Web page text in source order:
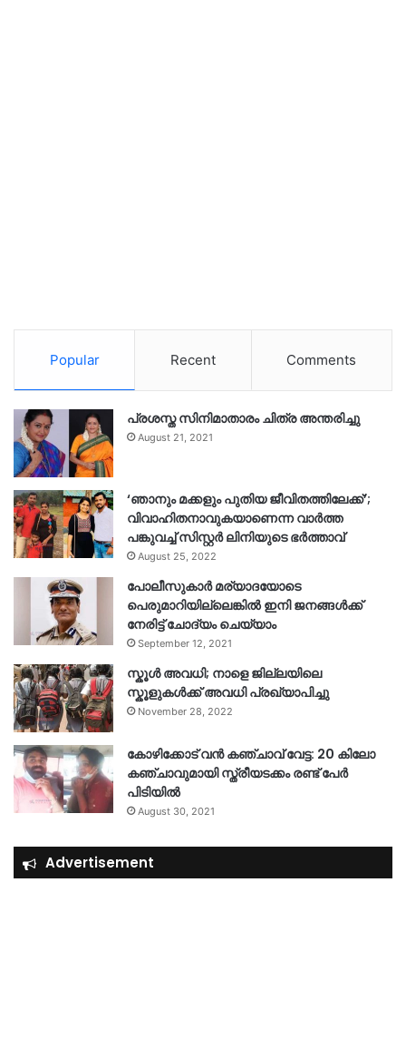
Popular Recent Comments
പ്രശസ്ത സിനിമാതാരം ചിത്ര അന്തരിച്ചു
August 21, 2021
‘ഞാനും മക്കളും പുതിയ ജീവിതത്തിലേക്ക്’;
വിവാഹിതനാവുകയാണെന്ന വാർത്ത
പങ്കുവച്ച് സിസ്റ്റർ ലിനിയുടെ ഭർത്താവ്
August 25, 2022
പോലീസുകാര്‍ മര്യാദയോടെ
പെരുമാറിയില്ലെങ്കില്‍ ഇനി ജനങ്ങള്‍ക്ക്
നേരിട്ട് ചോദ്യം ചെയ്യാം
September 12, 2021
സ്കൂൾ അവധി; നാളെ ജില്ലയിലെ
സ്കൂളുകൾക്ക് അവധി പ്രഖ്യാപിച്ചു
November 28, 2022
കോഴിക്കോട് വൻ കഞ്ചാവ് വേട്ട: 20 കിലോ
കഞ്ചാവുമായി സ്ത്രീയടക്കം രണ്ട് പേർ
പിടിയിൽ
August 30, 2021
Advertisement